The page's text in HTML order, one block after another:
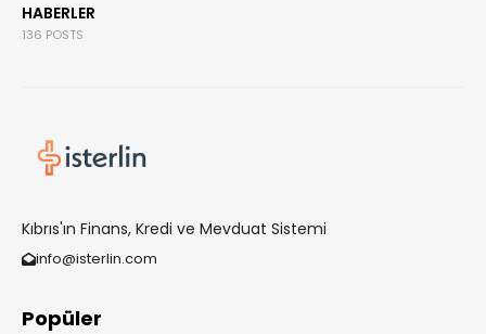
HABERLER
136 POSTS
Kıbrıs'ın Finans, Kredi ve Mevduat Sistemi
info@isterlin.com
Popüler